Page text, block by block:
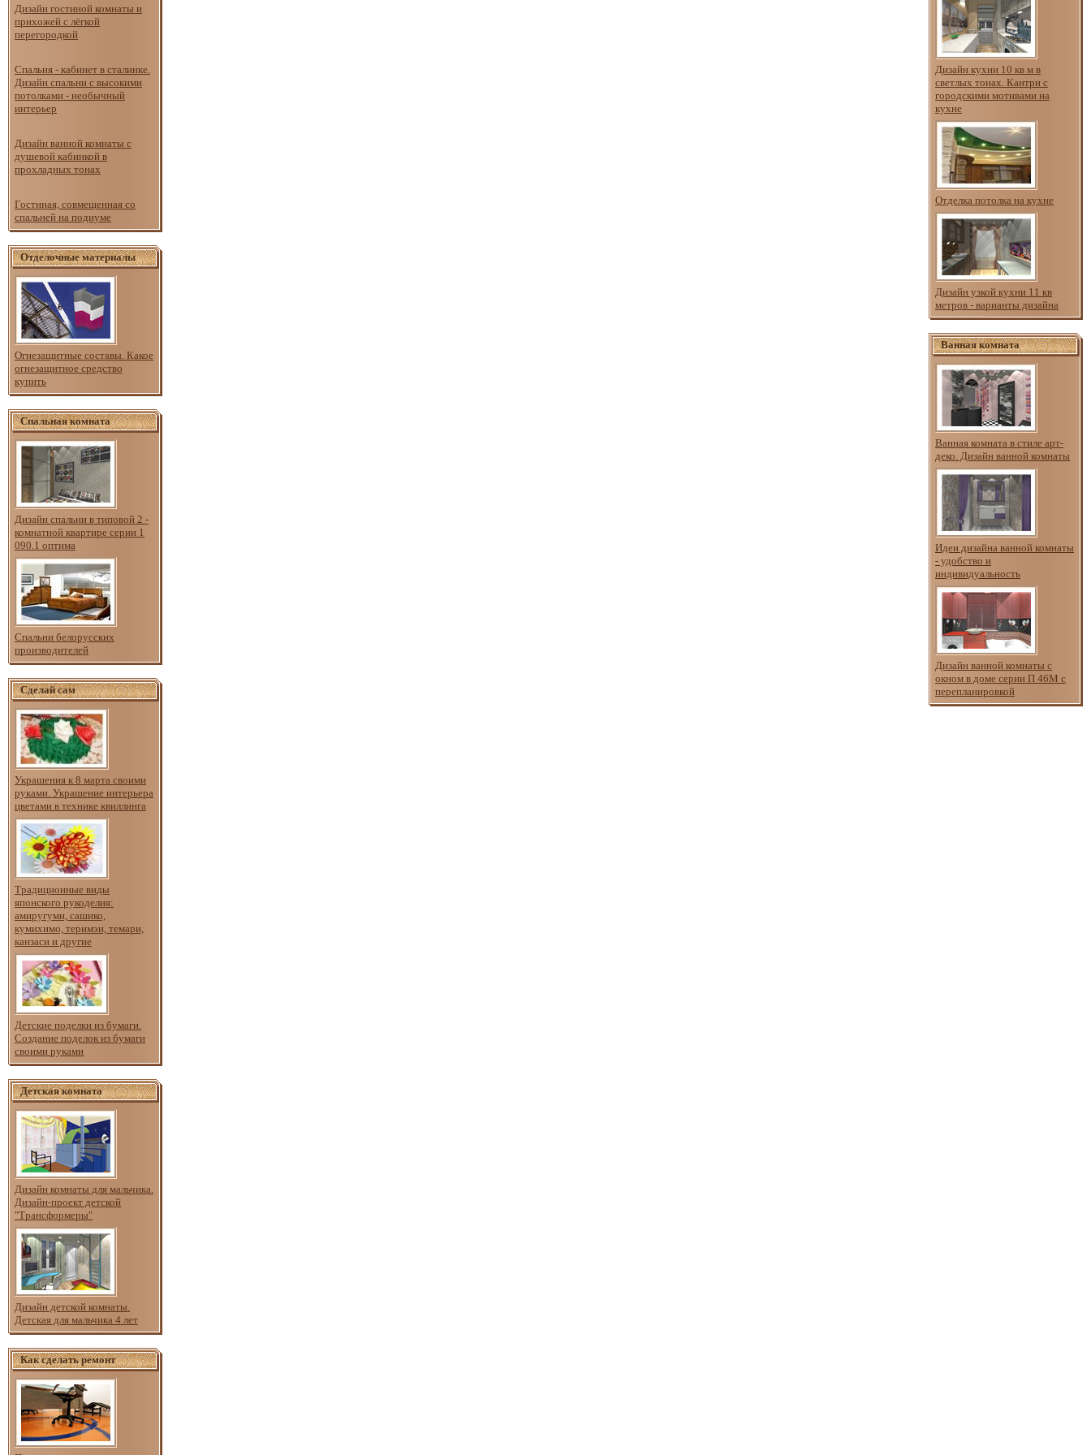
Дизайн гостиной комнаты и
прихожей с лёгкой
перегородкой
Спальня - кабинет в сталинке.
Дизайн спальни с высокими
потолками - необычный
интерьер
Дизайн ванной комнаты с
душевой кабинкой в
прохладных тонах
Гостиная, совмещенная со
спальней на подиуме
Отделочные материалы
Огнезащитные составы. Какое
огнезащитное средство
купить
Спальная комната
Дизайн спальни в типовой 2 -
комнатной квартире серии 1
090.1 оптима
Спальни белорусских
производителей
Сделай сам
Украшения к 8 марта своими
руками. Украшение интерьера
цветами в технике квиллинга
Традиционные виды
японского рукоделия:
амиругуми, сашико,
кумихимо, теримэн, темари,
канзаси и другие
Детские поделки из бумаги.
Создание поделок из бумаги
своими руками
Детская комната
Дизайн комнаты для мальчика.
Дизайн-проект детской
"Трансформеры"
Дизайн детской комнаты.
Детская для мальчика 4 лет
Как сделать ремонт
Дизайн кухни 10 кв м в
светлых тонах. Кантри с
городскими мотивами на
кухне
Отделка потолка на кухне
Дизайн узкой кухни 11 кв
метров - варианты дизайна
Ванная комната
Ванная комната в стиле арт-
деко. Дизайн ванной комнаты
Идеи дизайна ванной комнаты
- удобство и
индивидуальность
Дизайн ванной комнаты с
окном в доме серии П 46М с
перепланировкой